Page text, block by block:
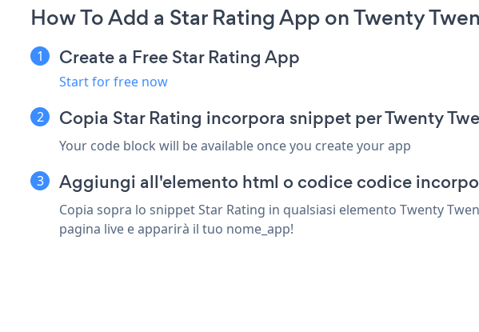
How To Add a Star Rating App on Twenty
Create a Free Star Rating App
Start for free now
Copia Star Rating incorpora snippet per Twenty
Your code block will be available once you create your app
Aggiungi all'elemento html o codice codice
Copia sopra lo snippet Star Rating in qualsiasi elemento Twenty
pagina live e apparirà il tuo nome_app!